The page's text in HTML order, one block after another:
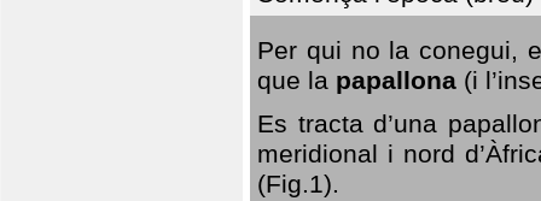
Per qui no la conegui,
que la papallona (i
Es tracta d’una
meridional i nord
(Fig.1).